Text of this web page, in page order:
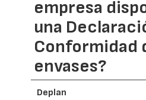
empresa
una
Conformidad
envases?
Deplan